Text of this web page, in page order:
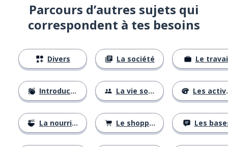
Parcours d’autres sujets qui
correspondent à tes besoins
Divers
Introductions
La nourriture
La société
La vie sociale
Le shopping
Le
Les activités
Les